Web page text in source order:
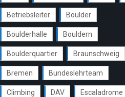
Betriebsleiter Boulder
Boulderhalle Bouldern
Boulderquartier Braunschweig
Bremen Bundeslehrteam
Climbing DAV Escaladrome